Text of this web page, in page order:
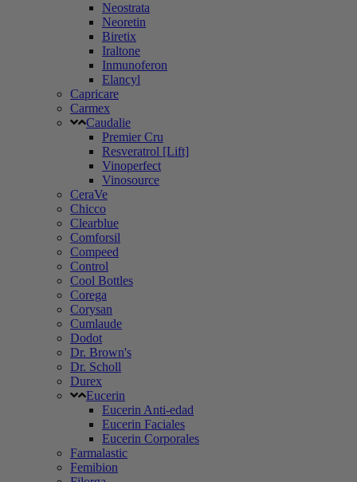
Neostrata
Neoretin
Biretix
Iraltone
Inmunoferon
Elancyl
Capricare
Carmex
Caudalie
Premier Cru
Resveratrol [Lift]
Vinoperfect
Vinosource
CeraVe
Chicco
Clearblue
Comforsil
Compeed
Control
Cool Bottles
Corega
Corysan
Cumlaude
Dodot
Dr. Brown's
Dr. Scholl
Durex
Eucerin
Eucerin Anti-edad
Eucerin Faciales
Eucerin Corporales
Farmalastic
Femibion